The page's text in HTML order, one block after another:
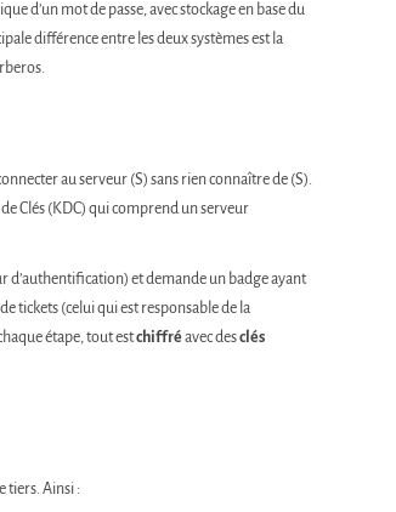
d’un mot de passe, avec stockage en base du
différence entre les deux systèmes est la
au serveur (S) sans rien connaître de (S).
Clés (KDC) qui comprend un serveur
d’authentification) et demande un badge ayant
tickets (celui qui est responsable de la
étape, tout estchiffréavec desclés
tiers. Ainsi :